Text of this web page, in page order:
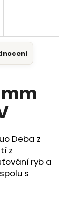
Deba z
z
ryb a
s